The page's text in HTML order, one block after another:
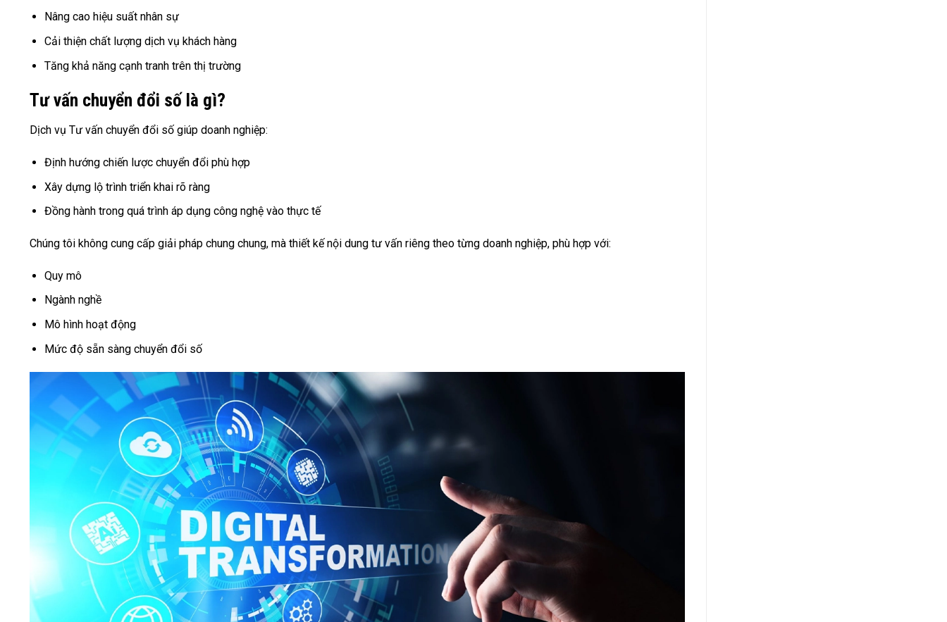
Nâng cao hiệu suất nhân sự
Cải thiện chất lượng dịch vụ khách hàng
Tăng khả năng cạnh tranh trên thị trường
Tư vấn chuyển đổi số là gì?
Dịch vụ Tư vấn chuyển đổi số giúp doanh nghiệp:
Định hướng chiến lược chuyển đổi phù hợp
Xây dựng lộ trình triển khai rõ ràng
Đồng hành trong quá trình áp dụng công nghệ vào thực tế
Chúng tôi không cung cấp giải pháp chung chung, mà thiết kế nội dung tư vấn riêng theo từng doanh nghiệp, phù hợp với:
Quy mô
Ngành nghề
Mô hình hoạt động
Mức độ sẵn sàng chuyển đổi số